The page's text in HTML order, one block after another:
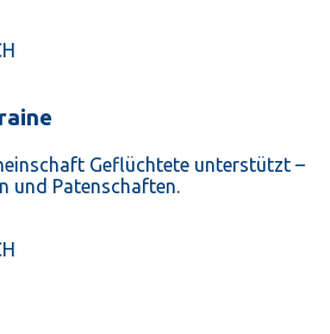
Geflüchtete unterstützt –
und Patenschaften.